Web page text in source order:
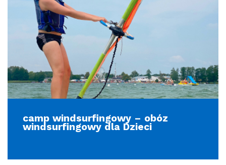
camp windsurfingowy – obóz
windsurfingowy dla Dzieci